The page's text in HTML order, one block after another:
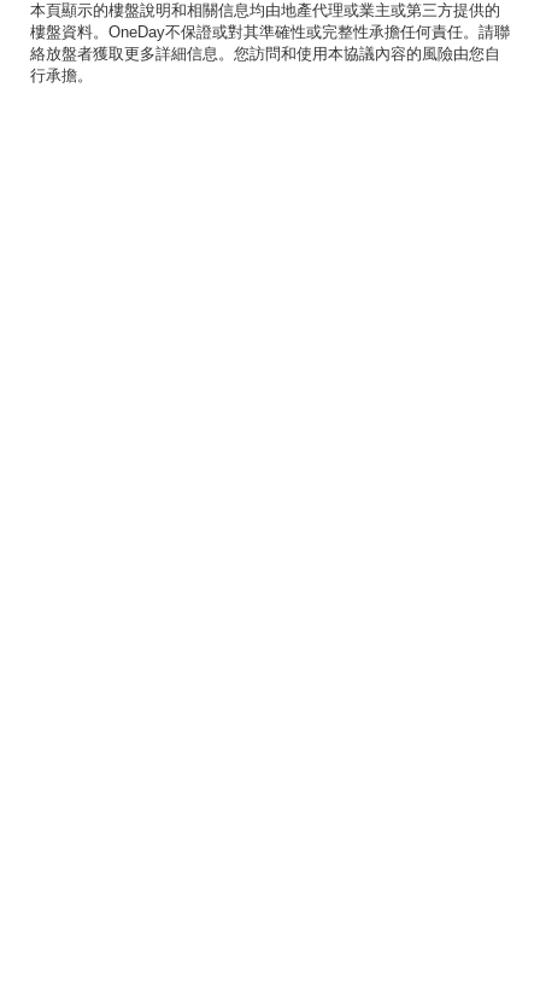
本頁顯示的樓盤說明和相關信息均由地產代理或業主或第三方提供的
樓盤資料。OneDay不保證或對其準確性或完整性承擔任何責任。請聯
絡放盤者獲取更多詳細信息。您訪問和使用本協議內容的風險由您自
行承擔。